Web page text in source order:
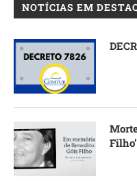
NOTÍCIAS EM
Filho’